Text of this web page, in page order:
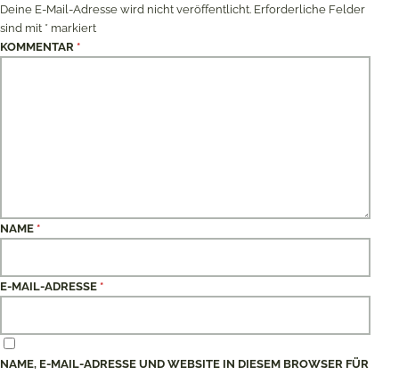
Deine E-Mail-Adresse wird nicht veröffentlicht. Erforderliche Felder
sind mit * markiert
KOMMENTAR *
NAME *
E-MAIL-ADRESSE *
NAME, E-MAIL-ADRESSE UND WEBSITE IN DIESEM BROWSER FÜR